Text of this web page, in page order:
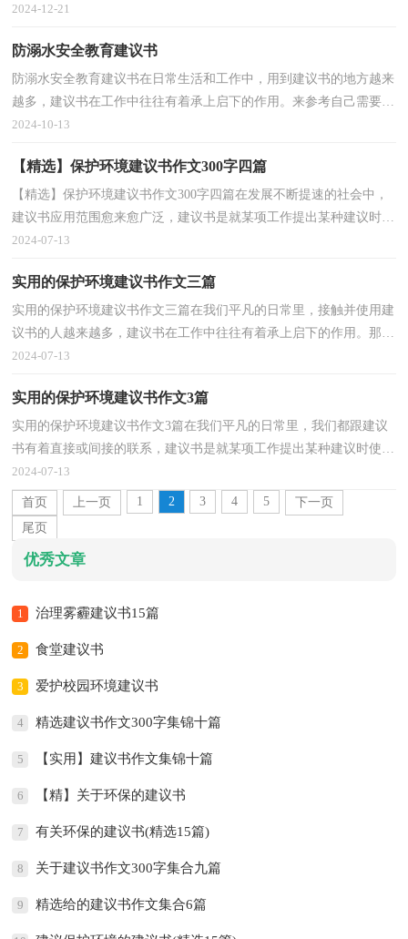
难写吧，下面是小编为大家收集的爱护共享自行车建议...
2024-12-21
防溺水安全教育建议书
防溺水安全教育建议书在日常生活和工作中，用到建议书的地方越来
越多，建议书在工作中往往有着承上启下的作用。来参考自己需要的
建议书吧！以下是小编精心整理的防溺水安全教育建...
2024-10-13
【精选】保护环境建议书作文300字四篇
【精选】保护环境建议书作文300字四篇在发展不断提速的社会中，
建议书应用范围愈来愈广泛，建议书是就某项工作提出某种建议时使
用的一种常用书信，要求具体明确，有针对性。你知道...
2024-07-13
实用的保护环境建议书作文三篇
实用的保护环境建议书作文三篇在我们平凡的日常里，接触并使用建
议书的人越来越多，建议书在工作中往往有着承上启下的作用。那
么，怎么去写建议书呢？下面是小编为大家收集的保护环...
2024-07-13
实用的保护环境建议书作文3篇
实用的保护环境建议书作文3篇在我们平凡的日常里，我们都跟建议
书有着直接或间接的联系，建议书是就某项工作提出某种建议时使用
的一种常用书信，也叫意见书。相信许多人会觉得建...
2024-07-13
首页 上一页 1 2 3 4 5
下一页
尾页
优秀文章
1 治理雾霾建议书15篇
2 食堂建议书
3 爱护校园环境建议书
4 精选建议书作文300字集锦十篇
5 【实用】建议书作文集锦十篇
6 【精】关于环保的建议书
7 有关环保的建议书(精选15篇)
8 关于建议书作文300字集合九篇
9 精选给的建议书作文集合6篇